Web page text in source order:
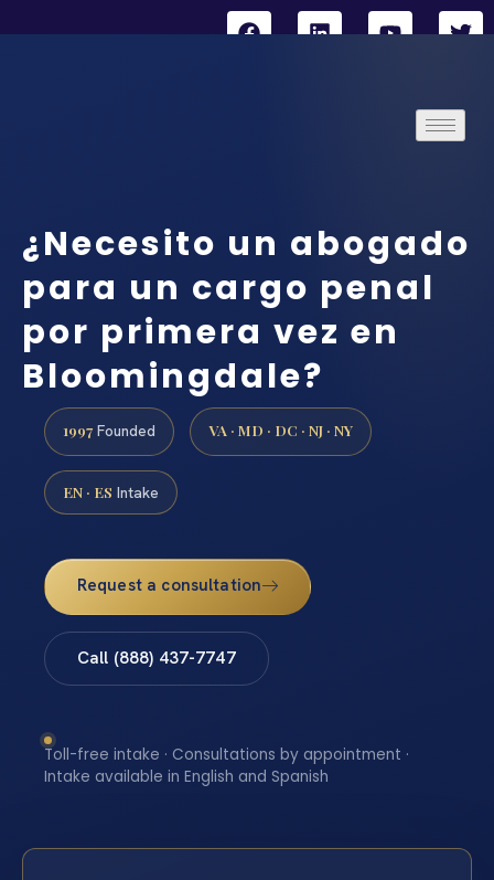
¿Necesito un abogado
para un cargo penal
por primera vez en
Bloomingdale?
1997 Founded VA · MD · DC · NJ · NY
EN · ES Intake
Request a consultation
Call (888) 437-7747
Toll-free intake · Consultations by appointment ·
Intake available in English and Spanish